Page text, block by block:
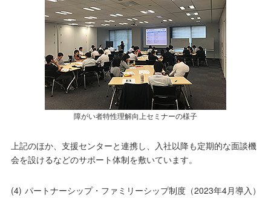
障がい者特性理解向上セミナーの様子
上記のほか、支援センターと連携し、入社以降も定期的な面談機
会を設けるなどのサポート体制を敷いています。
(4) パートナーシップ・ファミリーシップ制度（2023年4月導入）